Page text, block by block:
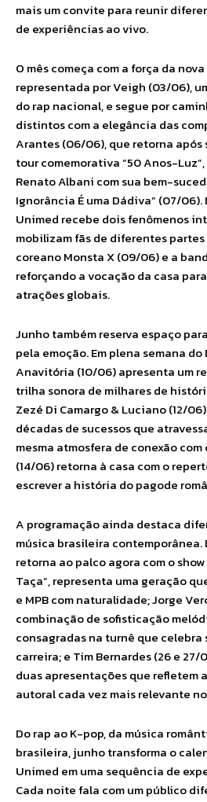
mais um convite para reunir
de experiências ao vivo.
O mês começa com a força da
representada por Veigh (03/06),
do rap nacional, e segue por
distintos com a elegância das
Arantes (06/06), que retorna após
tour comemorativa “50 Anos-
Renato Albani com sua bem-
Ignorância É uma Dádiva” (07/
Unimed recebe dois fenômenos
mobilizam fãs de diferentes
coreano Monsta X (09/06) e a
reforçando a vocação da casa
atrações globais.
Junho também reserva espaço
pela emoção. Em plena semana
Anavitória (10/06) apresenta um
trilha sonora de milhares de
Zezé Di Camargo & Luciano (12/
décadas de sucessos que
mesma atmosfera de conexão com
(14/06) retorna à casa com o
escrever a história do pagode
A programação ainda destaca
música brasileira contemporânea.
retorna ao palco agora com o
Taça”, representa uma geração
e MPB com naturalidade; Jorge
combinação de sofisticação
consagradas na turnê que celebra
carreira; e Tim Bernardes (26 e 27/
duas apresentações que refletem
autoral cada vez mais relevante
Do rap ao K-pop, da música
brasileira, junho transforma o
Unimed em uma sequência de
Cada noite fala com um público